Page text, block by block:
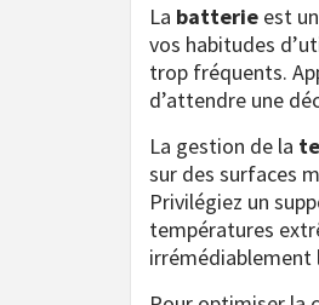
La batterie est
vos habitudes
trop fréquents.
d’attendre une
La gestion de la
sur des surfaces
Privilégiez un
températures
irrémédiablement